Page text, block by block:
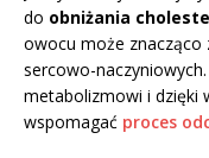
do obniżania
owocu może znacząco
sercowo-
metabolizmowi i dzięki
wspomagać proces